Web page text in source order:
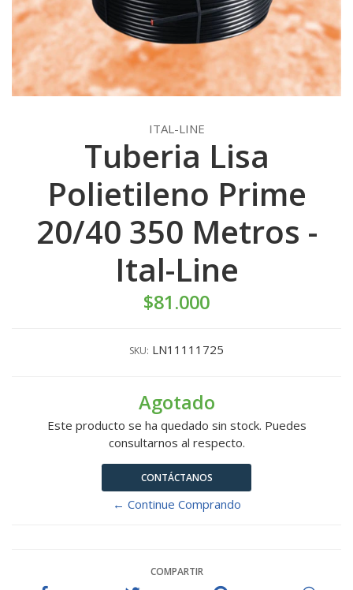
ITAL-LINE
Tuberia Lisa
Polietileno Prime
20/40 350 Metros -
Ital-Line
$81.000
SKU: LN11111725
Agotado
Este producto se ha quedado sin stock. Puedes
consultarnos al respecto.
CONTÁCTANOS
← Continue Comprando
COMPARTIR